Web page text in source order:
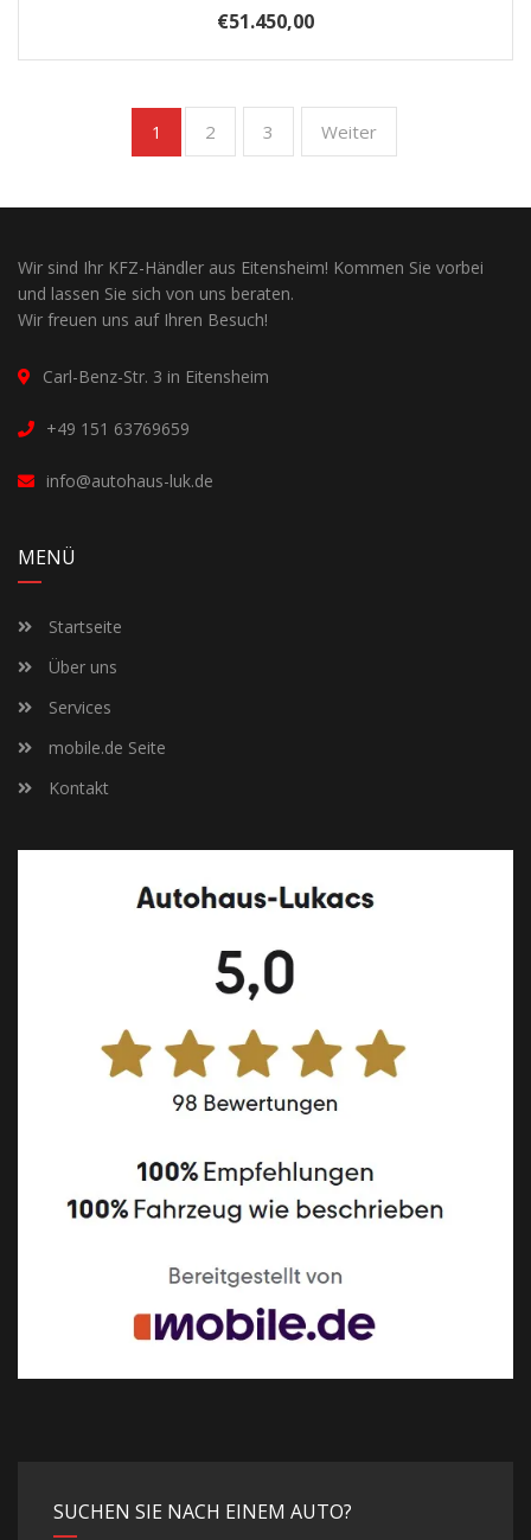
€51.450,00
1 2 3 Weiter
Wir sind Ihr KFZ-Händler aus Eitensheim! Kommen Sie vorbei
und lassen Sie sich von uns beraten.
Wir freuen uns auf Ihren Besuch!
Carl-Benz-Str. 3 in Eitensheim
+49 151 63769659
info@autohaus-luk.de
MENÜ
Startseite
Über uns
Services
mobile.de Seite
Kontakt
SUCHEN SIE NACH EINEM AUTO?